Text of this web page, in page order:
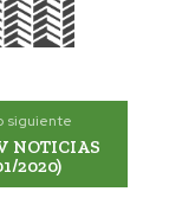
siguiente
NOTICIAS
2020)